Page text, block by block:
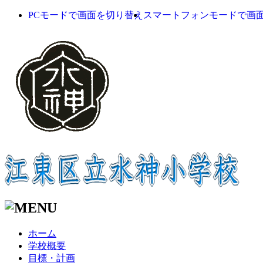
PCモードで画面を切り替え スマートフォンモードで画
ホーム
学校概要
目標・計画